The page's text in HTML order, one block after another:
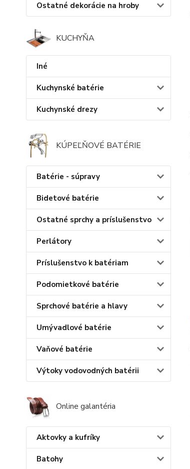
Ostatné dekorácie na hroby
KUCHYŇA
Iné
Kuchynské batérie
Kuchynské drezy
KÚPEĽŇOVÉ BATÉRIE
Batérie - súpravy
Bidetové batérie
Ostatné sprchy a príslušenstvo
Perlátory
Príslušenstvo k batériam
Podomietkové batérie
Sprchové batérie a hlavy
Umývadlové batérie
Vaňové batérie
Výtoky vodovodných batérii
Online galantéria
Aktovky a kufríky
Batohy